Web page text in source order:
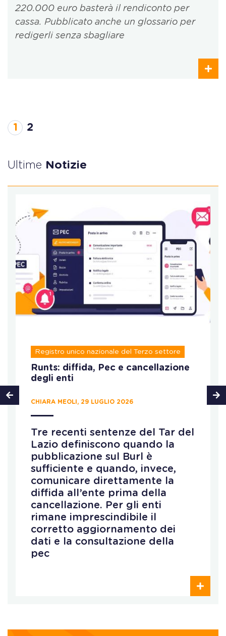
220.000 euro basterà il rendiconto per
cassa. Pubblicato anche un glossario per
redigerli senza sbagliare
1 2
Ultime Notizie
Registro unico nazionale del Terzo settore
Runts: diffida, Pec e cancellazione
degli enti
CHIARA MEOLI, 29 LUGLIO 2026
Tre recenti sentenze del Tar del
Lazio definiscono quando la
pubblicazione sul Burl è
sufficiente e quando, invece,
comunicare direttamente la
diffida all’ente prima della
cancellazione. Per gli enti
rimane imprescindibile il
corretto aggiornamento dei
dati e la consultazione della
pec